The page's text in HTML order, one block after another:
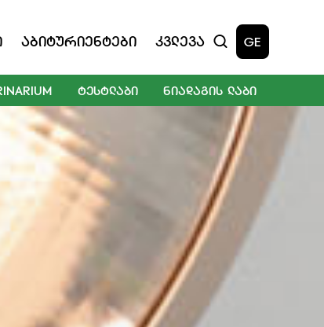
Აბიტურიენტები Კვლევა GE
ᲢᲔᲡᲢᲚᲐᲑᲘ ᲜᲘᲐᲓᲐᲒᲘᲡ ᲚᲐᲑᲘ